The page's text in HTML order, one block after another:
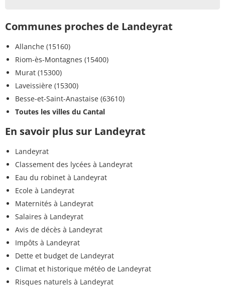
Communes proches de Landeyrat
Allanche (15160)
Riom-ès-Montagnes (15400)
Murat (15300)
Laveissière (15300)
Besse-et-Saint-Anastaise (63610)
Toutes les villes du Cantal
En savoir plus sur Landeyrat
Landeyrat
Classement des lycées à Landeyrat
Eau du robinet à Landeyrat
Ecole à Landeyrat
Maternités à Landeyrat
Salaires à Landeyrat
Avis de décès à Landeyrat
Impôts à Landeyrat
Dette et budget de Landeyrat
Climat et historique météo de Landeyrat
Risques naturels à Landeyrat